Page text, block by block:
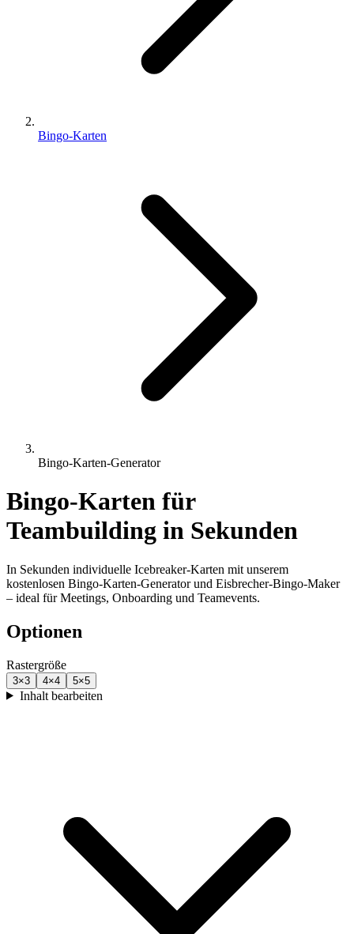
Bingo-Karten
Bingo-Karten-Generator
Bingo-Karten für
Teambuilding in Sekunden
In Sekunden individuelle Icebreaker-Karten mit unserem
kostenlosen Bingo-Karten-Generator und Eisbrecher-Bingo-Maker
– ideal für Meetings, Onboarding und Teamevents.
Optionen
Rastergröße
3×3 4×4 5×5
Inhalt bearbeiten